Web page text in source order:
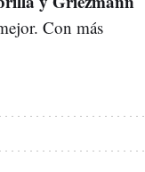
Con más